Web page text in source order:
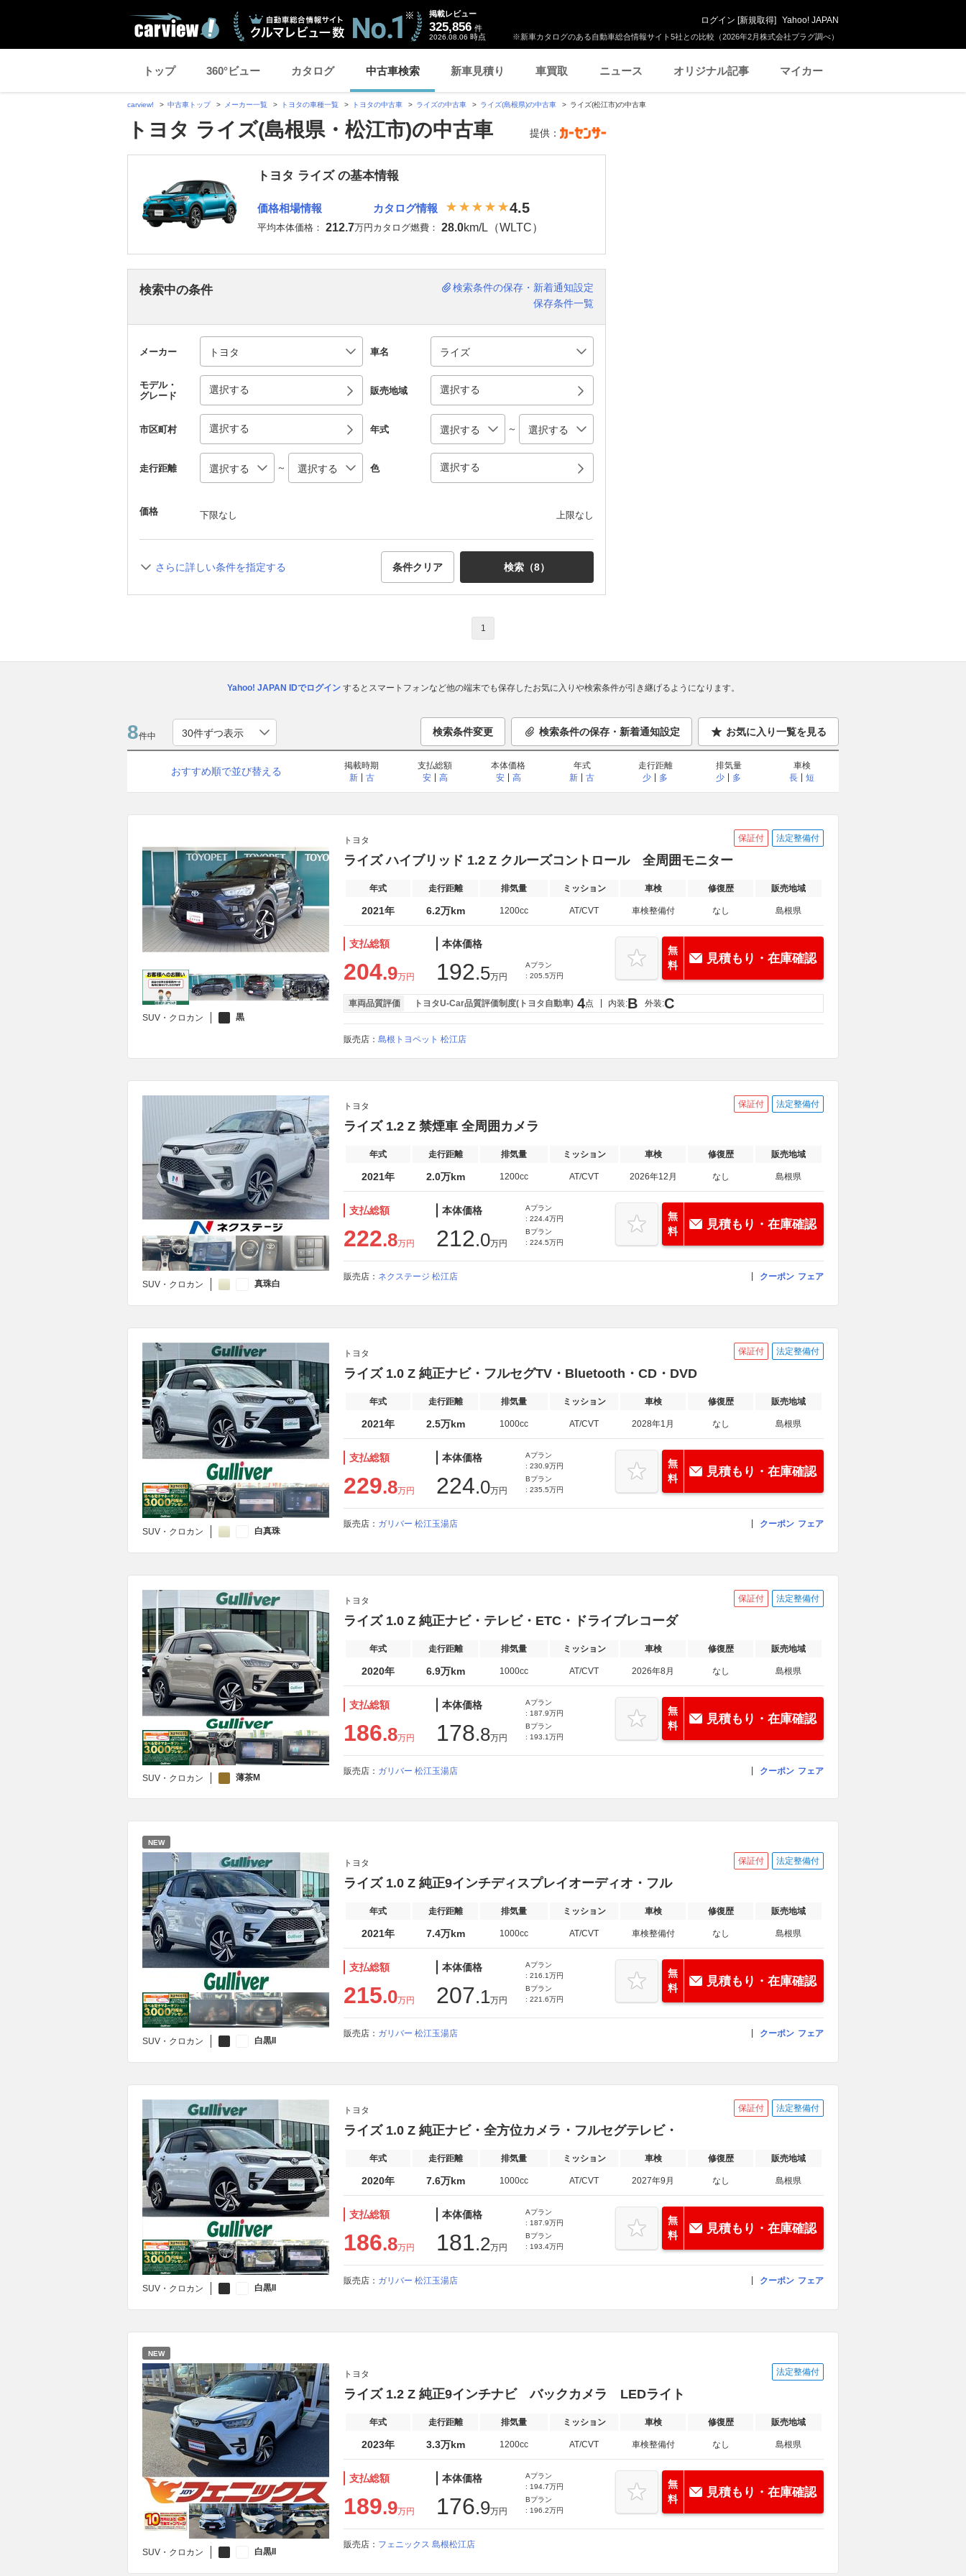
※新車カタログのある自動車総合情報サイト5社との比較（2026年2月株式会社プラグ調べ）
掲載レビュー
325,856 件
2026.08.06 時点
ログイン [新規取得] Yahoo! JAPAN
トップ 360°ビュー カタログ 中古車検索 新車見積り 車買取 ニュース オリジナル記事 マイカー
carview! 中古車トップ メーカー一覧 トヨタの車種一覧 トヨタの中古車 ライズの中古車 ライズ(島根県)の中古車 ライズ(松江市)の中古車
トヨタ ライズ(島根県・松江市)の中古車 提供：
トヨタ ライズ の基本情報
価格相場情報
平均本体価格： 212.7万円
カタログ情報 4.5
カタログ燃費： 28.0km/L（WLTC）
検索中の条件
検索条件の保存・新着通知設定
保存条件一覧
メーカー 車名
モデル・
グレード
選択する 販売地域 選択する
市区町村 選択する 年式 ～
走行距離 ～ 色 選択する
価格 下限なし 上限なし
さらに詳しい条件を指定する 条件クリア 検索（8）
1
Yahoo! JAPAN IDでログインするとスマートフォンなど他の端末でも保存したお気に入りや検索条件が引き継げるようになります。
8件中 検索条件変更 検索条件の保存・新着通知設定 お気に入り一覧を見る
おすすめ順で並び替える
掲載時期
新
古
支払総額
安
高
本体価格
安
高
年式
新
古
走行距離
少
多
排気量
少
多
車検
長
短
SUV・クロカン 黒
トヨタ 保証付 法定整備付
ライズ ハイブリッド 1.2 Z クルーズコントロール 全周囲モニター
年式 走行距離 排気量 ミッション 車検 修復歴 販売地域
2021年 6.2万km 1200cc AT/CVT 車検整備付 なし 島根県
支払総額
204.9万円
本体価格
192.5万円
Aプラン
: 205.5万円
無
料
見積もり・在庫確認
車両品質評価 トヨタU-Car品質評価制度(トヨタ自動車) 4点 内装:B 外装:C
販売店： 島根トヨペット 松江店
SUV・クロカン 真珠白
トヨタ 保証付 法定整備付
ライズ 1.2 Z 禁煙車 全周囲カメラ
年式 走行距離 排気量 ミッション 車検 修復歴 販売地域
2021年 2.0万km 1200cc AT/CVT 2026年12月 なし 島根県
支払総額
222.8万円
本体価格
212.0万円
Aプラン
: 224.4万円
Bプラン
: 224.5万円
無
料
見積もり・在庫確認
販売店： ネクステージ 松江店 クーポン フェア
SUV・クロカン 白真珠
トヨタ 保証付 法定整備付
ライズ 1.0 Z 純正ナビ・フルセグTV・Bluetooth・CD・DVD
年式 走行距離 排気量 ミッション 車検 修復歴 販売地域
2021年 2.5万km 1000cc AT/CVT 2028年1月 なし 島根県
支払総額
229.8万円
本体価格
224.0万円
Aプラン
: 230.9万円
Bプラン
: 235.5万円
無
料
見積もり・在庫確認
販売店： ガリバー 松江玉湯店 クーポン フェア
SUV・クロカン 薄茶M
トヨタ 保証付 法定整備付
ライズ 1.0 Z 純正ナビ・テレビ・ETC・ドライブレコーダ
年式 走行距離 排気量 ミッション 車検 修復歴 販売地域
2020年 6.9万km 1000cc AT/CVT 2026年8月 なし 島根県
支払総額
186.8万円
本体価格
178.8万円
Aプラン
: 187.9万円
Bプラン
: 193.1万円
無
料
見積もり・在庫確認
販売店： ガリバー 松江玉湯店 クーポン フェア
NEW
SUV・クロカン 白黒II
トヨタ 保証付 法定整備付
ライズ 1.0 Z 純正9インチディスプレイオーディオ・フル
年式 走行距離 排気量 ミッション 車検 修復歴 販売地域
2021年 7.4万km 1000cc AT/CVT 車検整備付 なし 島根県
支払総額
215.0万円
本体価格
207.1万円
Aプラン
: 216.1万円
Bプラン
: 221.6万円
無
料
見積もり・在庫確認
販売店： ガリバー 松江玉湯店 クーポン フェア
SUV・クロカン 白黒II
トヨタ 保証付 法定整備付
ライズ 1.0 Z 純正ナビ・全方位カメラ・フルセグテレビ・
年式 走行距離 排気量 ミッション 車検 修復歴 販売地域
2020年 7.6万km 1000cc AT/CVT 2027年9月 なし 島根県
支払総額
186.8万円
本体価格
181.2万円
Aプラン
: 187.9万円
Bプラン
: 193.4万円
無
料
見積もり・在庫確認
販売店： ガリバー 松江玉湯店 クーポン フェア
NEW
SUV・クロカン 白黒II
トヨタ 法定整備付
ライズ 1.2 Z 純正9インチナビ バックカメラ LEDライト
年式 走行距離 排気量 ミッション 車検 修復歴 販売地域
2023年 3.3万km 1200cc AT/CVT 車検整備付 なし 島根県
支払総額
189.9万円
本体価格
176.9万円
Aプラン
: 194.7万円
Bプラン
: 196.2万円
無
料
見積もり・在庫確認
販売店： フェニックス 島根松江店